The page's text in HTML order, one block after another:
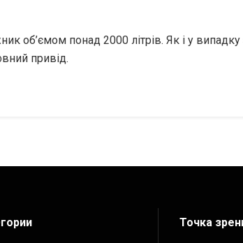
об’ємом понад 2000 літрів. Як і у
привід.
Точка